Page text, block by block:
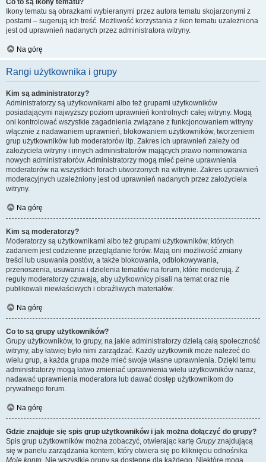
Co to są ikony tematu?
Ikony tematu są obrazkami wybieranymi przez autora tematu skojarzonymi z
postami – sugerują ich treść. Możliwość korzystania z ikon tematu uzależniona
jest od uprawnień nadanych przez administratora witryny.
Na górę
Rangi użytkownika i grupy
Kim są administratorzy?
Administratorzy są użytkownikami albo też grupami użytkowników
posiadającymi najwyższy poziom uprawnień kontrolnych całej witryny. Mogą
oni kontrolować wszystkie zagadnienia związane z funkcjonowaniem witryny
włącznie z nadawaniem uprawnień, blokowaniem użytkowników, tworzeniem
grup użytkowników lub moderatorów itp. Zakres ich uprawnień zależy od
założyciela witryny i innych administratorów mających prawo nominowania
nowych administratorów. Administratorzy mogą mieć pełne uprawnienia
moderatorów na wszystkich forach utworzonych na witrynie. Zakres uprawnień
moderacyjnych uzależniony jest od uprawnień nadanych przez założyciela
witryny.
Na górę
Kim są moderatorzy?
Moderatorzy są użytkownikami albo też grupami użytkowników, których
zadaniem jest codzienne przeglądanie forów. Mają oni możliwość zmiany
treści lub usuwania postów, a także blokowania, odblokowywania,
przenoszenia, usuwania i dzielenia tematów na forum, które moderują. Z
reguły moderatorzy czuwają, aby użytkownicy pisali na temat oraz nie
publikowali niewłaściwych i obraźliwych materiałów.
Na górę
Co to są grupy użytkowników?
Grupy użytkowników, to grupy, na jakie administratorzy dzielą całą społeczność
witryny, aby łatwiej było nimi zarządzać. Każdy użytkownik może należeć do
wielu grup, a każda grupa może mieć swoje własne uprawnienia. Dzięki temu
administratorzy mogą łatwo zmieniać uprawnienia wielu użytkowników naraz,
nadawać uprawnienia moderatora lub dawać dostęp użytkownikom do
prywatnego forum.
Na górę
Gdzie znajduje się spis grup użytkowników i jak można dołączyć do grupy?
Spis grup użytkowników można zobaczyć, otwierając kartę Grupyznajdującą
się w panelu zarządzania kontem, który otwiera się po kliknięciu odnośnika
Moje konto . Nie wszystkie grupy są dostępne dla każdego. Niektóre mogą